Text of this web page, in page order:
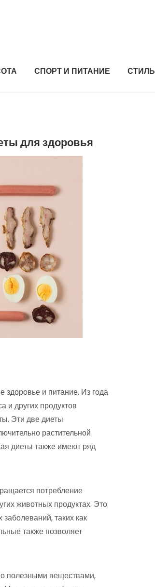
СПОРТ И ПИТАНИЕ СТИЛЬ
для здоровья
и питание. Из года
и других продуктов
Эти две диеты
растительной
диеты также имеют ряд
потребление
животных продуктах. Это
таких как
также позволяет
полезными веществами,